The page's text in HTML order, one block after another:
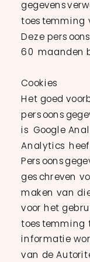
toestemming
Deze
60 maanden
Cookies
Het goed
is Google
Analytics
geschreven
maken van
voor het
toestemming
informatie
van de